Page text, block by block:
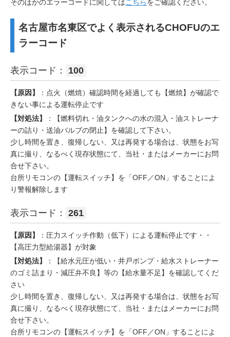
そのほかのエラーコードに関してはこちらをご確認ください。
名古屋市名東区でよく表示されるCHOFUのエ
ラーコード
表示コード： 100
【原因】
：点火（燃焼）確認時間を経過しても【燃焼】が確認で
きない事による運転停止です
【対処法】
：【燃料切れ・油タンクへの水の混入・油ストレーナ
ーの詰り・送油バルブの閉止】を確認して下さい。
少し時間を置き、復帰しない、又は再発する場合は、状態をお写
真に撮り、なるべく現存状態にて、当社・またはメーカーにお問
合せ下さい。
台所リモコンの【運転スイッチ】を「OFF／ON」することによ
り警報解除します
表示コード： 261
【原因】
：圧力スイッチ作動（低下）による運転停止です・・
【高圧力型給湯器】が対象
【対処法】
：【給水元圧が低い・井戸ポンプ・給水ストレーナー
のゴミ詰まり・減圧弁不良】等の【給水量不足】を確認してくだ
さい
少し時間を置き、復帰しない、又は再発する場合は、状態をお写
真に撮り、なるべく現存状態にて、当社・またはメーカーにお問
合せ下さい。
台所リモコンの【運転スイッチ】を「OFF／ON」することによ